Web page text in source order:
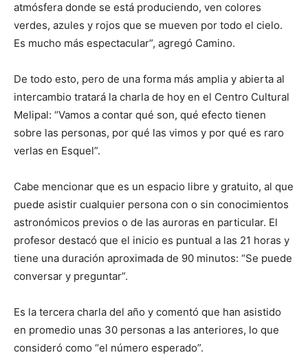
atmósfera donde se está produciendo, ven colores
verdes, azules y rojos que se mueven por todo el cielo.
Es mucho más espectacular”, agregó Camino.
De todo esto, pero de una forma más amplia y abierta al
intercambio tratará la charla de hoy en el Centro Cultural
Melipal: “Vamos a contar qué son, qué efecto tienen
sobre las personas, por qué las vimos y por qué es raro
verlas en Esquel”.
Cabe mencionar que es un espacio libre y gratuito, al que
puede asistir cualquier persona con o sin conocimientos
astronómicos previos o de las auroras en particular. El
profesor destacó que el inicio es puntual a las 21 horas y
tiene una duración aproximada de 90 minutos: “Se puede
conversar y preguntar”.
Es la tercera charla del año y comentó que han asistido
en promedio unas 30 personas a las anteriores, lo que
consideró como “el número esperado”.